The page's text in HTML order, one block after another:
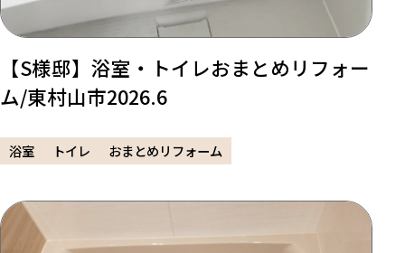
【S様邸】浴室・トイレおまとめリフォー
ム/東村山市2026.6
浴室 トイレ おまとめリフォーム